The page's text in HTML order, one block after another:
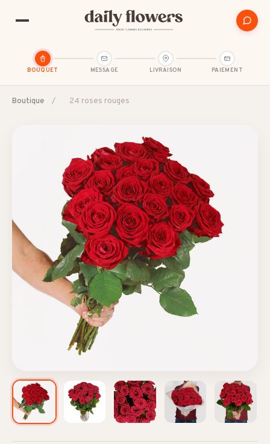
BOUQUET MESSAGE LIVRAISON PAIEMENT
SUGGESTIONS POPULAIRES
Amour et romance Anniversaire
B2B / Cadeau d'affaires Bon rétablissement
Condoléances
Boutique / 24 roses rouges